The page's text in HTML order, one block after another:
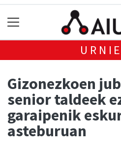
Gizonezkoen
senior taldeek
garaipenik
asteburuan